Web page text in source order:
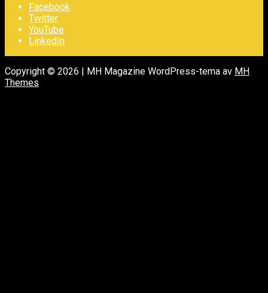
Facebook
Twitter
YouTube
LinkedIn
Copyright © 2026 | MH Magazine WordPress-tema av MH
Themes